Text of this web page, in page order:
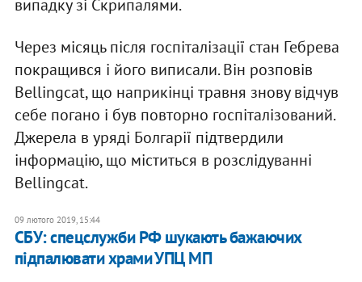
випадку зі Скрипалями.
Через місяць після госпіталізації стан Гебрева
покращився і його виписали. Він розповів
Bellingcat, що наприкінці травня знову відчув
себе погано і був повторно госпіталізований.
Джерела в уряді Болгарії підтвердили
інформацію, що міститься в розслідуванні
Bellingcat.
09 лютого 2019, 15:44
СБУ: спецслужби РФ шукають бажаючих
підпалювати храми УПЦ МП